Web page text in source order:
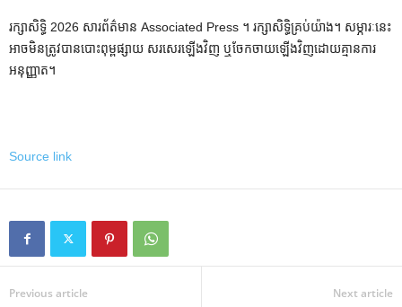
រក្សាសិទ្ធិ 2026 សារព័ត៌មាន Associated Press ។ រក្សាសិទ្ធិគ្រប់យ៉ាង។ សម្ភារៈនេះ
អាចមិនត្រូវបានបោះពុម្ពផ្សាយ សរសេរឡើងវិញ ឬចែកចាយឡើងវិញដោយគ្មានការ
អនុញ្ញាត។
Source link
Previous article Next article